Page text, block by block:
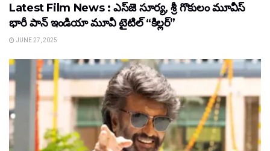
Latest Film News : ఎస్‌జె సూర్య, శ్రీ గొకులం మూవీస్‌
భారీ పాన్‌ ఇండియా మూవీ టైటిల్ “కిల్లర్”
JUNE 27, 2025